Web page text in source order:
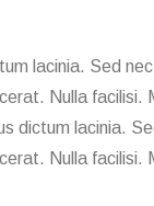
lacinia. Sed
Nulla facilisi.
dictum lacinia.
Nulla facilisi.